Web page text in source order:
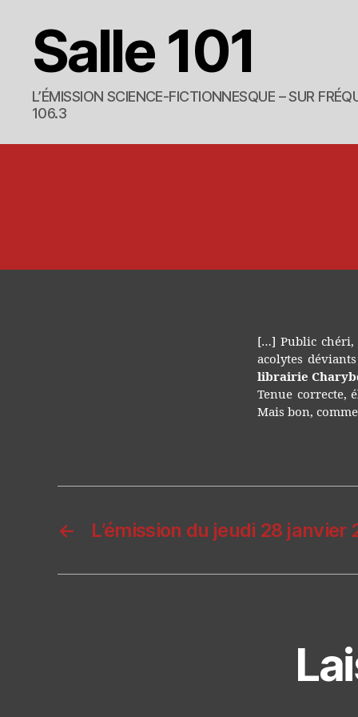
Salle 101
L’ÉMISSION SCIENCE-FICTIONNESQUE – SUR
106.3
[…] Public chéri,
acolytes
librairie
Tenue correcte,
Mais bon,
← L’émission du jeudi 28 janvier